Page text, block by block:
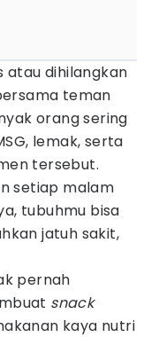
atau dihilangkan
teman
orang sering
lemak, serta
tersebut.
setiap malam
tubuhmu bisa
jatuh sakit,
pernah
snack
kaya nutri